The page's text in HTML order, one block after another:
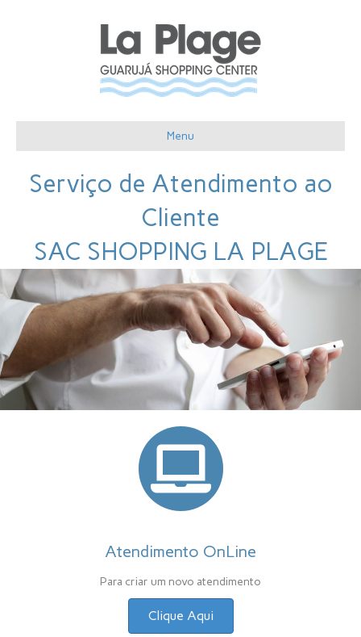
Menu
Serviço de Atendimento ao
Cliente
SAC SHOPPING LA PLAGE
Atendimento OnLine
Para criar um novo atendimento
Clique Aqui